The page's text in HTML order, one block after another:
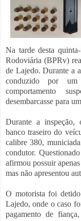
Na tarde desta
Rodoviária (BPRv)
de Lajedo. Durante a
conduzido por um
comportamento
desembarcasse para
Durante a inspeção,
banco traseiro do
calibre 380,
condutor.
afirmou possuir
mas não apresentou
O motorista foi
Lajedo, onde o caso
pagamento de